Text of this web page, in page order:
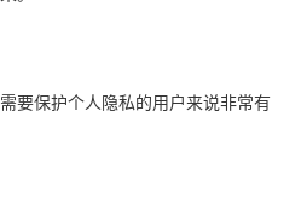
要保护个人隐私的用户来说非常有